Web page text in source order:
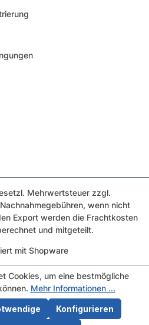
Mehrwertsteuer zzgl.
wenn nicht
Export werden die Frachtkosten
und mitgeteilt.
mit Shopware
Cookies, um eine bestmögliche
Mehr Informationen ...
Konfigurieren